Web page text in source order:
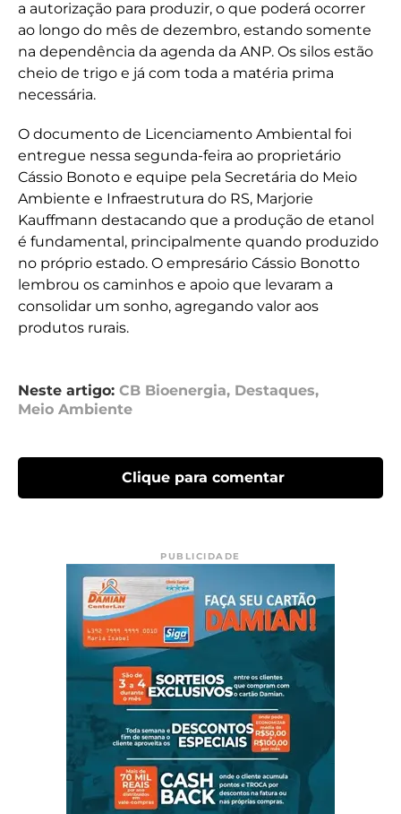
a autorização para produzir, o que poderá ocorrer
ao longo do mês de dezembro, estando somente
na dependência da agenda da ANP. Os silos estão
cheio de trigo e já com toda a matéria prima
necessária.
O documento de Licenciamento Ambiental foi
entregue nessa segunda-feira ao proprietário
Cássio Bonoto e equipe pela Secretária do Meio
Ambiente e Infraestrutura do RS, Marjorie
Kauffmann destacando que a produção de etanol
é fundamental, principalmente quando produzido
no próprio estado. O empresário Cássio Bonotto
lembrou os caminhos e apoio que levaram a
consolidar um sonho, agregando valor aos
produtos rurais.
Neste artigo: CB Bioenergia, Destaques,
Meio Ambiente
Clique para comentar
PUBLICIDADE